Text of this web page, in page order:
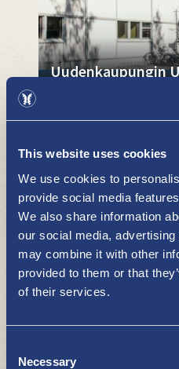
This website uses cookies
We use cookies to
provide social media
We also share information
our social media,
may combine it with other
provided to them or that
of their services.
Selection
Necessary
Uudenkaupungin
Talviuinti
HARRASTUKSET JA